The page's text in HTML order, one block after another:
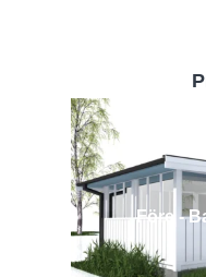
Före -